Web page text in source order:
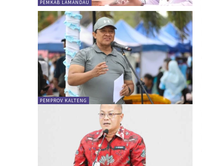
PEMKAB LAMANDAU
PEMPROV KALTENG